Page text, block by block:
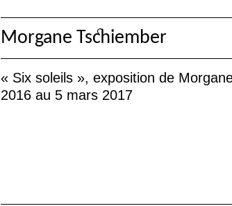
Morgane Tschiember
« Six soleils », exposition de
2016 au 5 mars 2017